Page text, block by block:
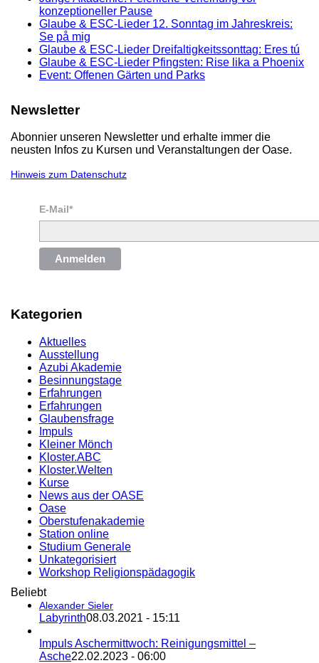
konzeptioneller Pause
Glaube & ESC-Lieder 12. Sonntag im Jahreskreis:
Se på mig
Glaube & ESC-Lieder Dreifaltigkeitssonttag: Eres tú
Glaube & ESC-Lieder Pfingsten: Rise lika a Phoenix
Event: Offenen Gärten und Parks
Newsletter
Abonnier unseren Newsletter und erhalte immer die
neusten Infos zu Kursen und Veranstaltungen der Oase.
Hinweis zum Datenschutz
E-Mail*
Anmelden
Kategorien
Aktuelles
Ausstellung
Azubi Akademie
Besinnungstage
Erfahrungen
Erfahrungen
Glaubensfrage
Impuls
Kleiner Mönch
Kloster.ABC
Kloster.Welten
Kurse
News aus der OASE
Oase
Oberstufenakademie
Station online
Studium Generale
Unkategorisiert
Workshop Religionspädagogik
Beliebt
Alexander Sieler
Labyrinth08.03.2021 - 15:11
Impuls Aschermittwoch: Reinigungsmittel –
Asche22.02.2023 - 06:00